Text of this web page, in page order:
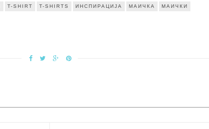
T-SHIRT T-SHIRTS ИНСПИРАЦИЈА МАИЧКА МАИЧКИ